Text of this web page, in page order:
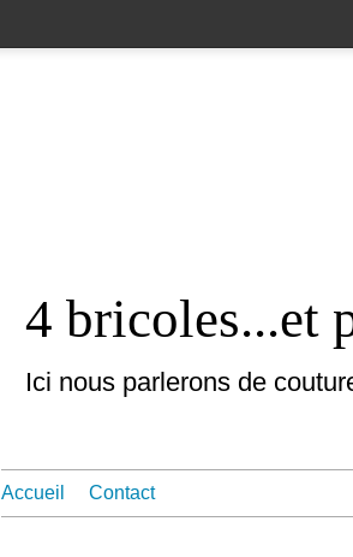
4 bricoles...et
Ici nous parlerons de
Accueil Contact